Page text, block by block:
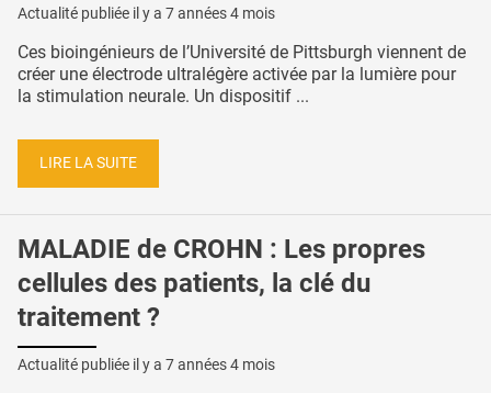
Actualité publiée il y a 7 années 4 mois
Ces bioingénieurs de l’Université de Pittsburgh viennent de
créer une électrode ultralégère activée par la lumière pour
la stimulation neurale. Un dispositif ...
LIRE LA SUITE
MALADIE de CROHN : Les propres
cellules des patients, la clé du
traitement ?
Actualité publiée il y a 7 années 4 mois